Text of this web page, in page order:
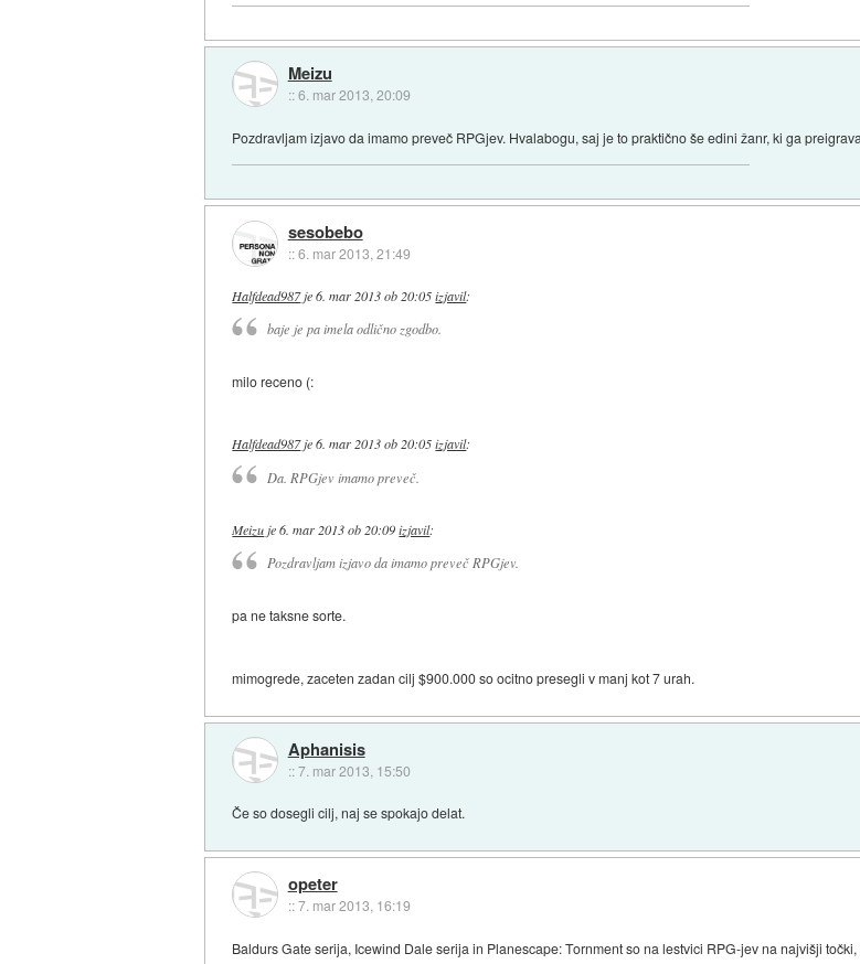
Meizu
::6. mar 2013, 20:09
Pozdravljam izjavo da imamo preveč RPGjev. Hvalabogu, saj je to praktično še edini žanr, ki ga
sesobebo
::6. mar 2013, 21:49
Halfdead987je6. mar 2013 ob 20:05 izjavil:
baje je pa imela odlično zgodbo.
milo receno (:
Halfdead987je6. mar 2013 ob 20:05 izjavil:
Da. RPGjev imamo preveč.
Meizu je6. mar 2013 ob 20:09 izjavil:
Pozdravljam izjavo da imamo preveč RPGjev.
pa ne taksne sorte.
mimogrede, zaceten zadan cilj $900.000 so ocitno presegli v manj kot 7 urah.
Aphanisis
::7. mar 2013, 15:50
Če so dosegli cilj, naj se spokajo delat.
opeter
::7. mar 2013, 16:19
Baldurs Gate serija, Icewind Dale serija in Planescape: Tornment so na lestvici RPG-jev na najvišji